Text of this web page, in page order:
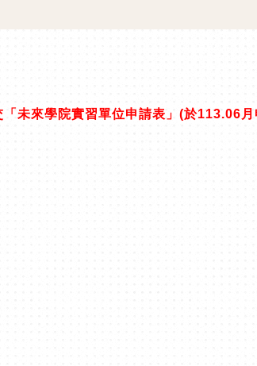
未來學院實習單位申請表」(於113.06